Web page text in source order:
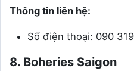
Thông tin liên hệ:
Số điện thoại: 090 319
8. Boheries Saigon